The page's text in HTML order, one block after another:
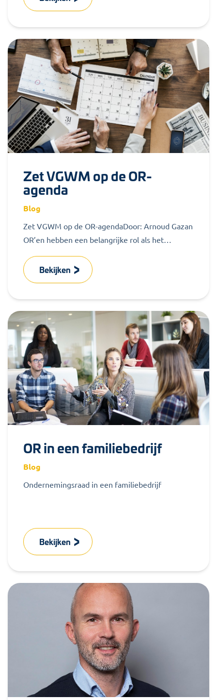
Zet VGWM op de OR-
agenda
Blog
Zet VGWM op de OR-agendaDoor: Arnoud Gazan
OR’en hebben een belangrijke rol als het
Bekijken
OR in een familiebedrijf
Blog
Ondernemingsraad in een familiebedrijf
Bekijken